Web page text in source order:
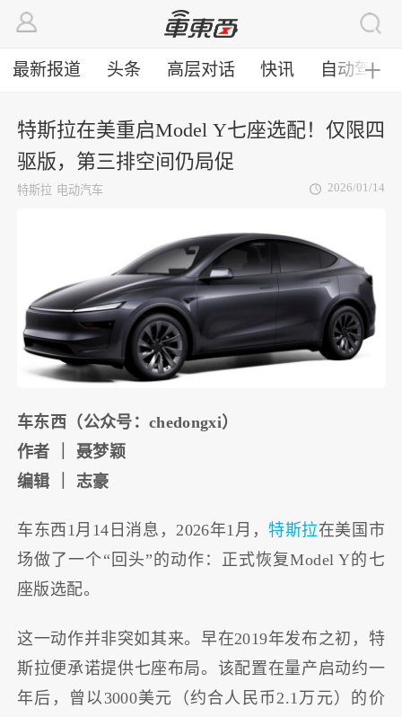
最新报道 头条 高层对话 快讯 自动驾驶
╋
特斯拉在美重启Model Y七座选配！仅限四
驱版，第三排空间仍局促
特斯拉 电动汽车 2026/01/14
车东西（公众号：chedongxi）
作者 ｜ 聂梦颖
编辑 ｜ 志豪
车东西1月14日消息，2026年1月，特斯拉在美国市
场做了一个“回头”的动作：正式恢复Model Y的七
座版选配。
这一动作并非突如其来。早在2019年发布之初，特
斯拉便承诺提供七座布局。该配置在量产启动约一
年后，曾以3000美元（约合人民币2.1万元） 的价